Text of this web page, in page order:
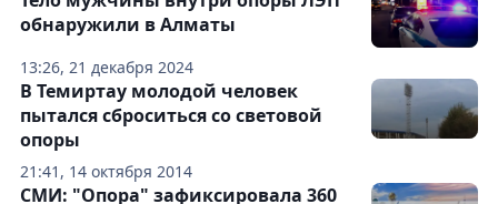
13:26, 21 декабря 2024
обнаружили в Алматы
21:41, 14 октября 2014
В Темиртау молодой человек
пытался сброситься со световой
опоры
СМИ: "Опора" зафиксировала 360